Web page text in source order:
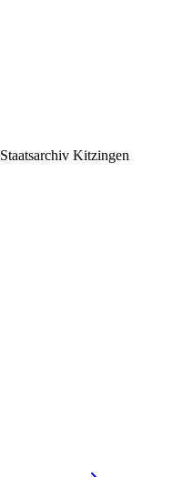
Staatsarchiv Kitzingen